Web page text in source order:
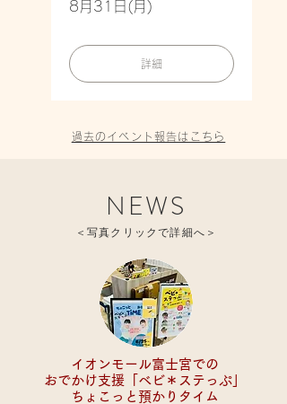
8月31日(月)
詳細
過去のイベント報告はこちら
NEWS
​＜写真クリックで詳細へ＞
イオンモール富士宮での
おでかけ支援「​べビ＊ステっぷ」
​ちょこっと預かりタイム